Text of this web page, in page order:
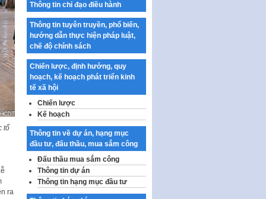
tổ
ra
tưởng của Đảng…
Công bố công khai dự toán kinh
phí xây dựng pháp luật, hoàn
thiện thể chế, chính…
Quy định về nghiên cứu, ứng
dụng khoa học, công nghệ, đổi
mới sáng tạo và chuyển…
Quy định chi tiết và hướng dẫn
thi hành một số điều của Luật Lý
Sửa đổi, bổ sung một số nội
dung tại Nghị quyết số 30/NQ-
CP ngày 24 tháng 02…
Ban hành Chương trình hành
Thông tin chỉ đạo điều hành
Thông tin tuyên truyền, phổ biến,
hướng dẫn thực hiện pháp luật,
chế độ chính sách
Chiến lược, định hướng, quy
hoạch, kế hoạch phát triển kinh
tế xã hội
Chiến lược
Kế hoạch
Thông tin về dự án, hạng mục
đầu tư, đấu thầu, mua sắm công
Đấu thầu mua sắm công
Thông tin dự án
Thông tin hạng mục đầu tư